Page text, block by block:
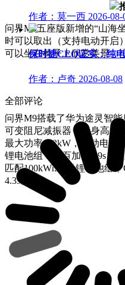
问界M9五座版新增的“山海
时可以取出（支持电动开启
可以坐在椅子上欣赏美景、
问界M9搭载了华为途灵智
可变阻尼减振器，车身高度
最大功率112kW，驱动电机
锂电池组，零百加速4.9s。
匹配100kWh三元锂电池组
4.3s。
作者：莫一西 2026-08-
保时捷CEO证实：纯
作者：卢奇 2026-08-08
全部评论